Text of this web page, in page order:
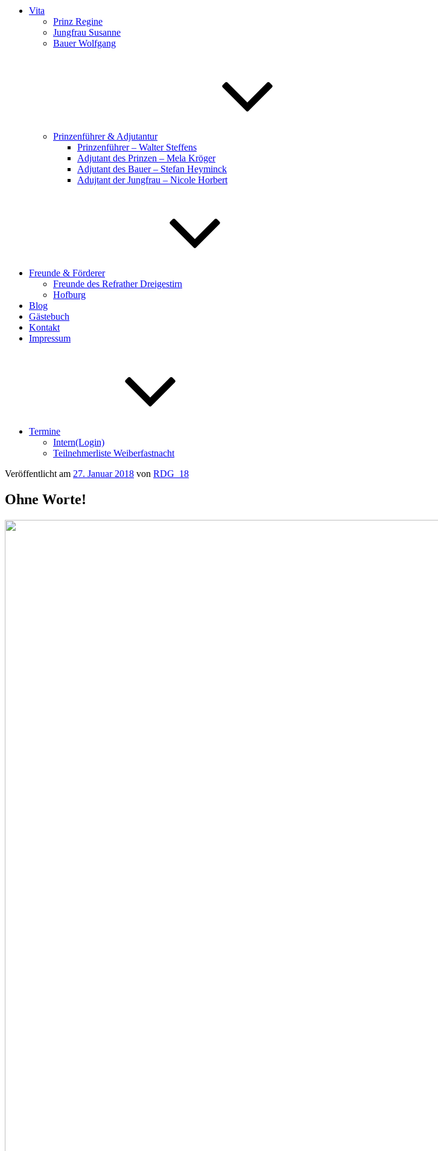
Vita
Prinz Regine
Jungfrau Susanne
Bauer Wolfgang
Prinzenführer & Adjutantur
Prinzenführer – Walter Steffens
Adjutant des Prinzen – Mela Kröger
Adjutant des Bauer – Stefan Heyminck
Adujtant der Jungfrau – Nicole Horbert
Freunde & Förderer
Freunde des Refrather Dreigestirn
Hofburg
Blog
Gästebuch
Kontakt
Impressum
Termine
Intern(Login)
Teilnehmerliste Weiberfastnacht
Veröffentlicht am 27. Januar 2018 von RDG_18
Ohne Worte!